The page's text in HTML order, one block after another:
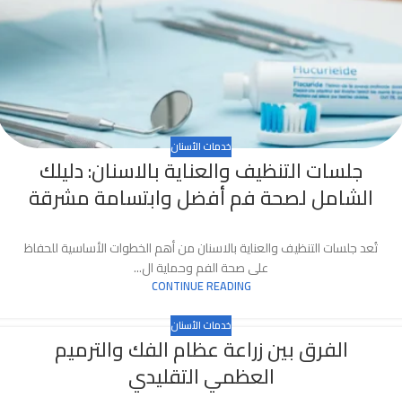
خدمات الأسنان
جلسات التنظيف والعناية بالاسنان: دليلك
الشامل لصحة فم أفضل وابتسامة مشرقة
تُعد جلسات التنظيف والعناية بالاسنان من أهم الخطوات الأساسية للحفاظ
على صحة الفم وحماية ال...
CONTINUE READING
خدمات الأسنان
الفرق بين زراعة عظام الفك والترميم
العظمي التقليدي